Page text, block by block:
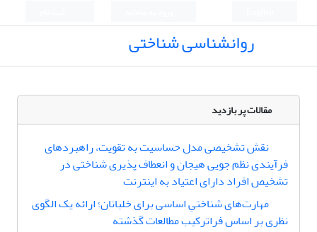
روانشناسی شناختی
مقالات پر بازدید
نقش تشخیصی مدل حساسیت به تقویت، راهبردهای
فرآیندی نظم جویی هیجان و انعطاف پذیری شناختی در
تشخیص افراد دارای اعتیاد به اینترنت
مهارت‌های شناختیِ اساسی برای خلبانان؛ ارائه یک الگوی
نظری بر اساس فراترکیب مطالعات گذشته